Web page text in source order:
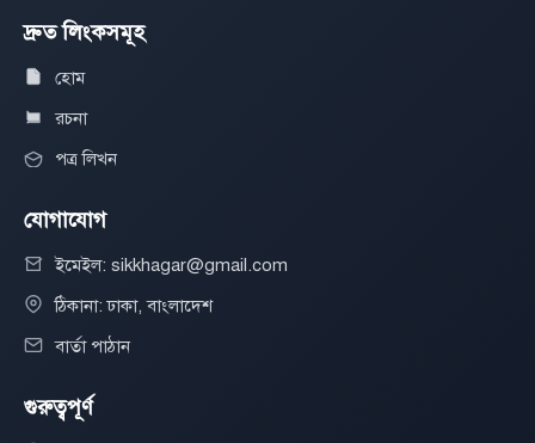
দ্রুত লিংকসমূহ
হোম
রচনা
পত্র লিখন
যোগাযোগ
ইমেইল: sikkhagar@gmail.com
ঠিকানা: ঢাকা, বাংলাদেশ
বার্তা পাঠান
গুরুত্বপূর্ণ